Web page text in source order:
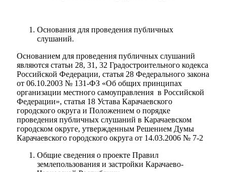
Основания для проведения публичных
слушаний.
Основанием для проведения публичных слушаний
являются статьи 28, 31, 32 Градостроительного кодекса
Российской Федерации, статья 28 Федерального закона
от 06.10.2003 № 131-ФЗ «Об общих принципах
организации местного самоуправления в Российской
Федерации», статья 18 Устава Карачаевского
городского округа и Положением о порядке
проведения публичных слушаний в Карачаевском
городском округе, утвержденным Решением Думы
Карачаевского городского округа от 14.03.2006 № 7-2
Общие сведения о проекте Правил
землепользования и застройки Карачаево-